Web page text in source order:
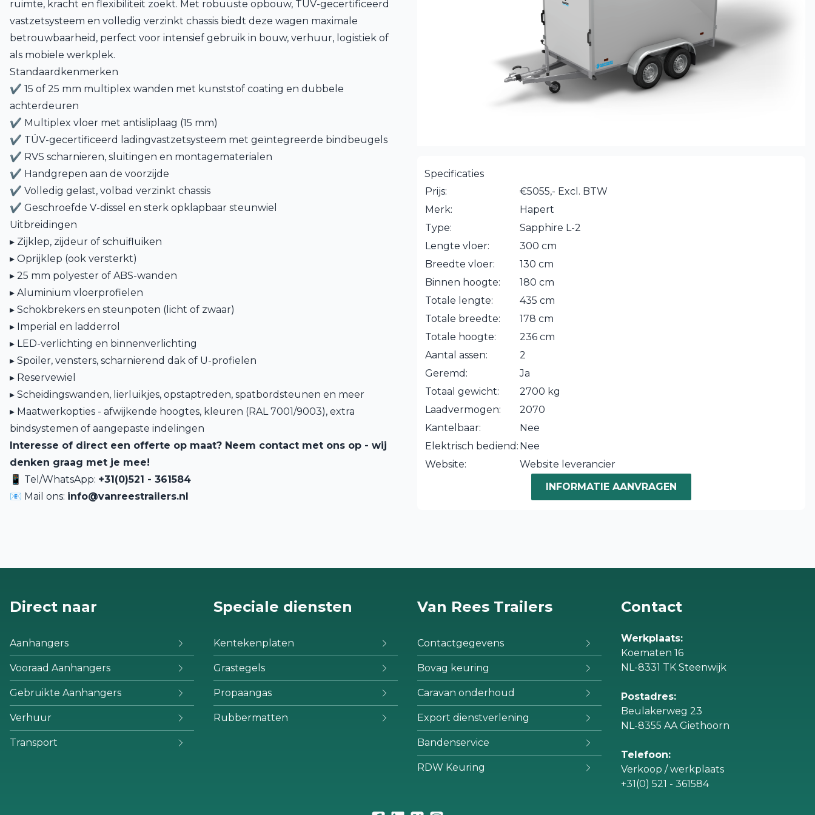
ruimte, kracht en flexibiliteit zoekt. Met robuuste opbouw, TÜV-gecertificeerd
vastzetsysteem en volledig verzinkt chassis biedt deze wagen maximale
betrouwbaarheid, perfect voor intensief gebruik in bouw, verhuur, logistiek of
als mobiele werkplek.
Standaardkenmerken
✔ 15 of 25 mm multiplex wanden met kunststof coating en dubbele
achterdeuren
✔ Multiplex vloer met antisliplaag (15 mm)
✔ TÜV-gecertificeerd ladingvastzetsysteem met geïntegreerde bindbeugels
✔ RVS scharnieren, sluitingen en montagematerialen
✔ Handgrepen aan de voorzijde
✔ Volledig gelast, volbad verzinkt chassis
✔ Geschroefde V-dissel en sterk opklapbaar steunwiel
Uitbreidingen
▸ Zijklep, zijdeur of schuifluiken
▸ Oprijklep (ook versterkt)
▸ 25 mm polyester of ABS-wanden
▸ Aluminium vloerprofielen
▸ Schokbrekers en steunpoten (licht of zwaar)
▸ Imperial en ladderrol
▸ LED-verlichting en binnenverlichting
▸ Spoiler, vensters, scharnierend dak of U-profielen
▸ Reservewiel
▸ Scheidingswanden, lierluikjes, opstaptreden, spatbordsteunen en meer
▸ Maatwerkopties - afwijkende hoogtes, kleuren (RAL 7001/9003), extra
bindsystemen of aangepaste indelingen
Interesse of direct een offerte op maat? Neem contact met ons op - wij
denken graag met je mee!
📱 Tel/WhatsApp: +31(0)521 - 361584
📧 Mail ons: info@vanreestrailers.nl
Specificaties
Prijs:
€5055,- Excl. BTW
Merk:
Hapert
Type:
Sapphire L-2
Lengte vloer:
300 cm
Breedte vloer:
130 cm
Binnen hoogte:
180 cm
Totale lengte:
435 cm
Totale breedte:
178 cm
Totale hoogte:
236 cm
Aantal assen:
2
Geremd:
Ja
Totaal gewicht:
2700 kg
Laadvermogen:
2070
Kantelbaar:
Nee
Elektrisch bediend: Nee
Website:
Website leverancier
INFORMATIE AANVRAGEN
Direct naar
Aanhangers
Vooraad Aanhangers
Gebruikte Aanhangers
Verhuur
Transport
Speciale diensten
Kentekenplaten
Grastegels
Propaangas
Rubbermatten
Van Rees Trailers
Contactgegevens
Bovag keuring
Caravan onderhoud
Export dienstverlening
Bandenservice
RDW Keuring
Contact
Werkplaats:
Koematen 16
NL-8331 TK Steenwijk
Postadres:
Beulakerweg 23
NL-8355 AA Giethoorn
Telefoon:
Verkoop / werkplaats
+31(0) 521 - 361584